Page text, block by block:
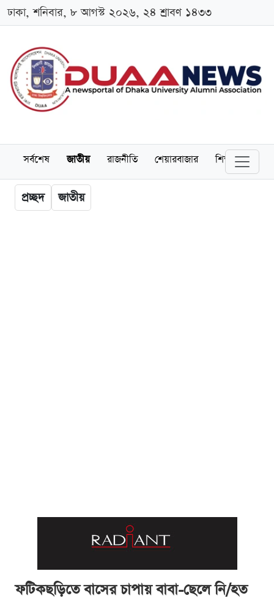
ঢাকা, শনিবার, ৮ আগস্ট ২০২৬, ২৪ শ্রাবণ ১৪৩৩
সর্বশেষ জাতীয় রাজনীতি শেয়ারবাজার শিক্ষা
প্রচ্ছদ জাতীয়
ফটিকছড়িতে বাসের চাপায় বাবা-ছেলে নি/হত